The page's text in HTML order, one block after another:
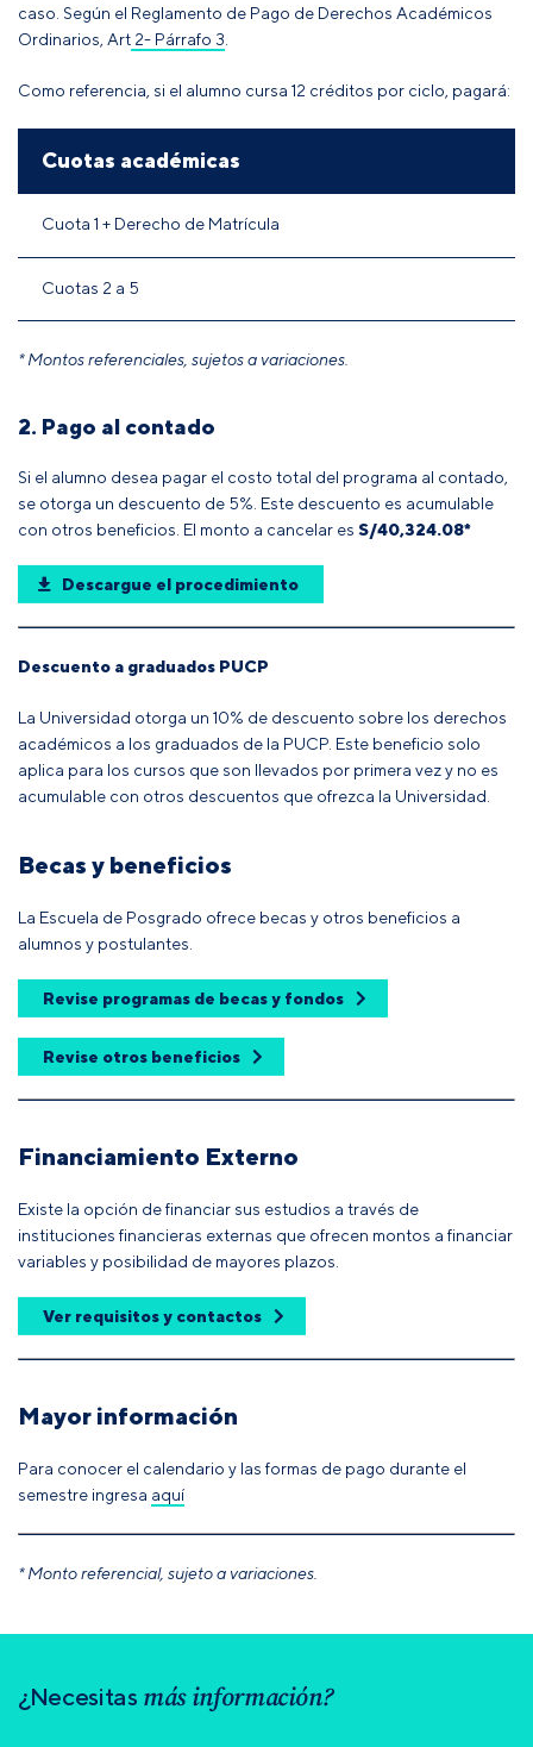
caso Según el Reglamento de Pago de Derechos Académicos
Ordinarios, Art 2- Párrafo 3
Como referencia, si el alumno cursa 12 créditos por ciclo, pagará:
Cuotas académicas
Cuota 1 + Derecho de Matrícula
Cuotas 2 a 5
* Montos referenciales, sujetos a variaciones.
2. Pago al contado
Si el alumno desea pagar el costo total del programa al contado,
se otorga un descuento de 5%. Este descuento es acumulable
con otros beneficios. El monto a cancelar es S/40,324.08*
Descargue el procedimiento
Descuento a graduados PUCP
La Universidad otorga un 10% de descuento sobre los derechos
académicos a los graduados de la PUCP. Este beneficio solo
aplica para los cursos que son llevados por primera vez y no es
acumulable con otros descuentos que ofrezca la Universidad.
Becas y beneficios
La Escuela de Posgrado ofrece becas y otros beneficios a
alumnos y postulantes.
Revise programas de becas y fondos
Revise otros beneficios
Financiamiento Externo
Existe la opción de financiar sus estudios a través de
instituciones financieras externas que ofrecen montos a financiar
variables y posibilidad de mayores plazos.
Ver requisitos y contactos
Mayor información
Para conocer el calendario y las formas de pago durante el
semestre ingresa aquí
* Monto referencial, sujeto a variaciones.
¿Necesitas más información?